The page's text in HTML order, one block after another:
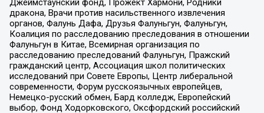
Джеймстаунский фонд, Прожект Хармони, Родники
дракона, Врачи против насильственного извлечения
органов, Фалунь Дафа, Друзья Фалуньгун, Фалуньгун,
Коалиция по расследованию преследования в отношении
Фалуньгун в Китае, Всемирная организация по
расследованию преследований Фалуньгун, Пражский
гражданский центр, Ассоциация школ политических
исследований при Совете Европы, Центр либеральной
современности, Форум русскоязычных европейцев,
Немецко-русский обмен, Бард колледж, Европейский
выбор, Фонд Ходорковского, Оксфордский российский